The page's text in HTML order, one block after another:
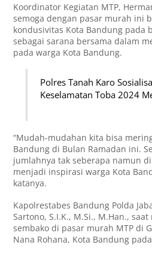
Koordinator Kegiatan MTP,
semoga dengan pasar murah ini
kondusivitas Kota Bandung pada
sebagai sarana bersama dalam
pada warga Kota Bandung.
Polres Tanah Karo
Keselamatan Toba 2024
“Mudah-mudahan kita bisa
Bandung di Bulan Ramadan ini.
jumlahnya tak seberapa namun
menjadi inspirasi warga Kota
katanya.
Kapolrestabes Bandung Polda
Sartono, S.I.K., M.Si., M.Han.,
sembako di pasar murah MTP di
Nana Rohana, Kota Bandung